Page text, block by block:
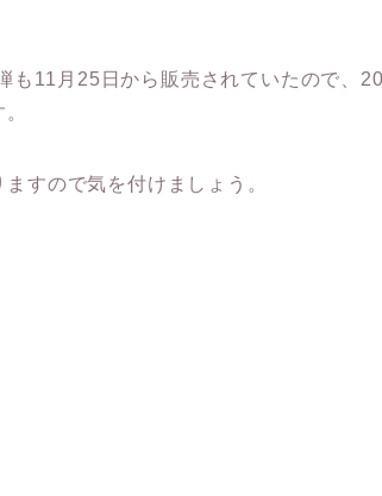
も11月25日から販売されていたので、
すので気を付けましょう。